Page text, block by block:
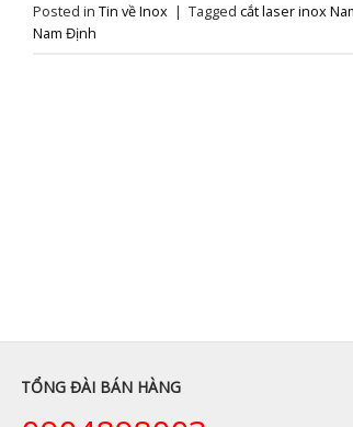
Posted in Tin về Inox | Tagged cắt laser inox
Nam Định
TỔNG ĐÀI BÁN HÀNG